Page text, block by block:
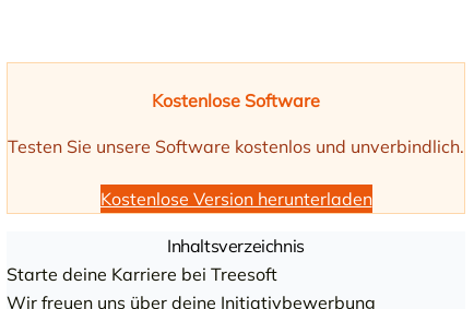
Kostenlose Software
Testen Sie unsere Software kostenlos und unverbindlich.
Kostenlose Version herunterladen
Inhaltsverzeichnis
Starte deine Karriere bei Treesoft
Wir freuen uns über deine Initiativbewerbung